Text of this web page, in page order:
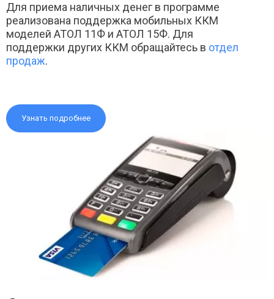
Для приема наличных денег в программе
реализована поддержка мобильных ККМ
моделей АТОЛ 11Ф и АТОЛ 15Ф. Для
поддержки других ККМ обращайтесь в отдел
продаж.
Узнать подробнее